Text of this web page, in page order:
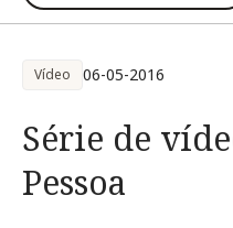
Vídeo 06-05-2016
Série de
Pessoa